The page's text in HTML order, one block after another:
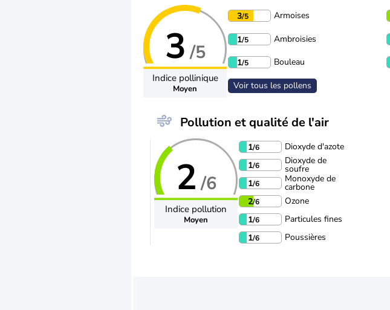
3 /5
Indice pollinique
Moyen
3/5 Armoises
1/5 Ambroisies
1/5 Bouleau
Voir tous les pollens
Pollution et qualité de l'air
2 /6
Indice pollution
Moyen
1/6
Dioxyde d'azote
1/6 Dioxyde de
soufre
1/6 Monoxyde de
carbone
2/6
Ozone
1/6
Particules fines
1/6 Poussières